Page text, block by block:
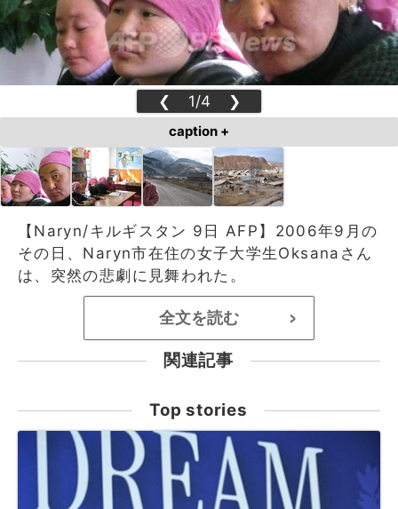
❮ 1/4 ❯
caption +
【Naryn/キルギスタン 9日 AFP】2006年9月の
その日、Naryn市在住の女子大学生Oksanaさん
は、突然の悲劇に見舞われた。
全文を読む >
関連記事
Top stories